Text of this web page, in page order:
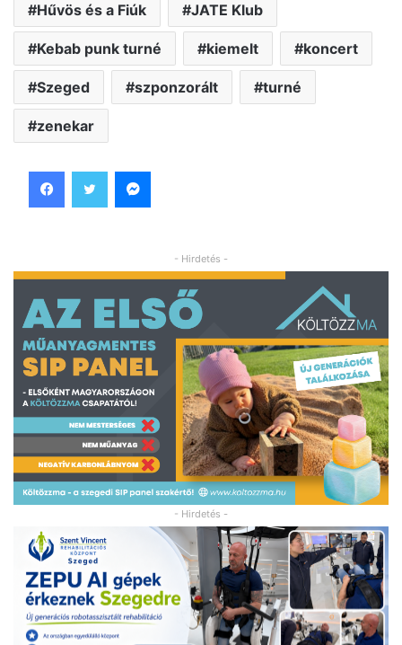
Hűvös és a Fiúk JATE Klub
Kebab punk turné kiemelt koncert
Szeged szponzorált turné
zenekar
- Hirdetés -
- Hirdetés -